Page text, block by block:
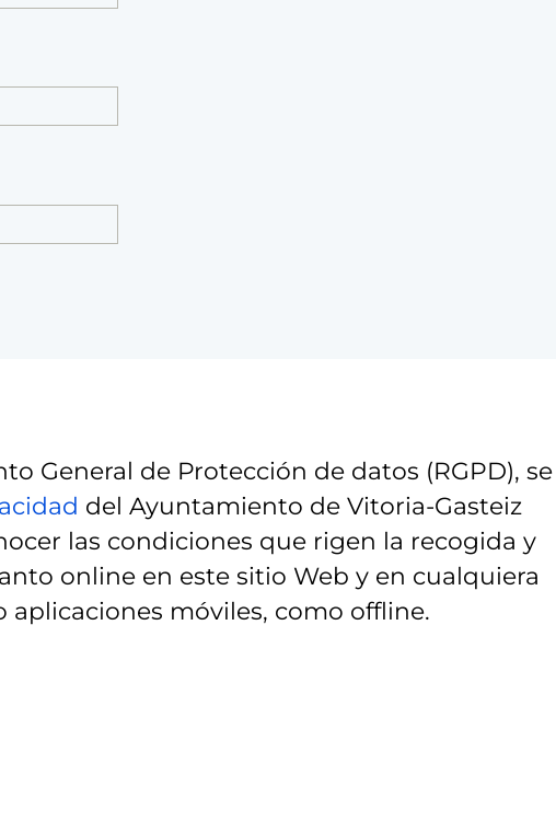
General de Protección de datos (RGPD), se
del Ayuntamiento de Vitoria-Gasteiz
las condiciones que rigen la recogida y
online en este sitio Web y en cualquiera
móviles, como offline.